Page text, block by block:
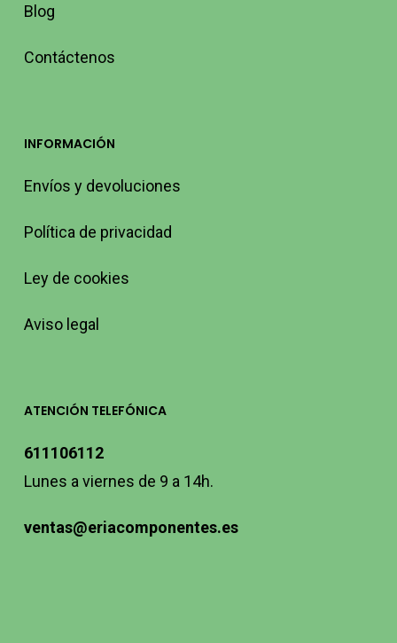
Blog
Contáctenos
INFORMACIÓN
Envíos y devoluciones
Política de privacidad
Ley de cookies
Aviso legal
ATENCIÓN TELEFÓNICA
611106112
Lunes a viernes de 9 a 14h.
ventas@eriacomponentes.es